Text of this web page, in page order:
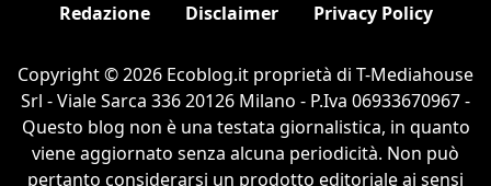
Redazione Disclaimer Privacy Policy
Copyright © 2026 Ecoblog.it proprietà di T-Mediahouse
Srl - Viale Sarca 336 20126 Milano - P.Iva 06933670967 -
Questo blog non è una testata giornalistica, in quanto
viene aggiornato senza alcuna periodicità. Non può
pertanto considerarsi un prodotto editoriale ai sensi